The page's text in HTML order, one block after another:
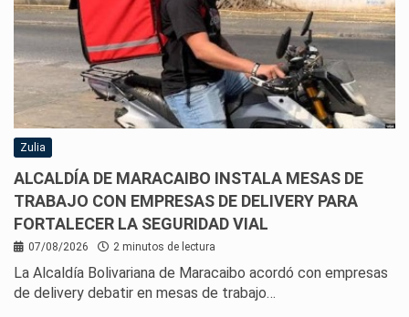
Zulia
ALCALDÍA DE MARACAIBO INSTALA MESAS DE
TRABAJO CON EMPRESAS DE DELIVERY PARA
FORTALECER LA SEGURIDAD VIAL
07/08/2026 2 minutos de lectura
La Alcaldía Bolivariana de Maracaibo acordó con empresas
de delivery debatir en mesas de trabajo…